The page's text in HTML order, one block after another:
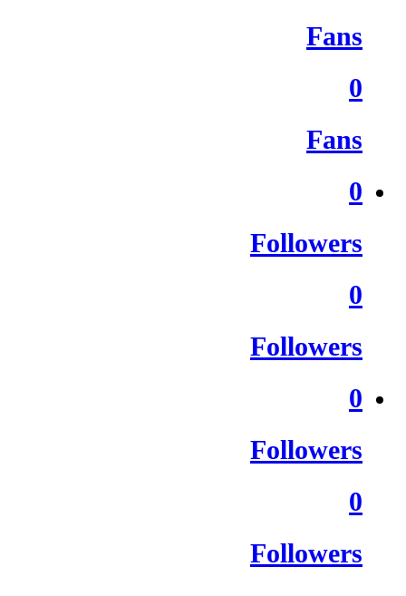
Fans
0
Fans
0
Followers
0
Followers
0
Followers
0
Followers